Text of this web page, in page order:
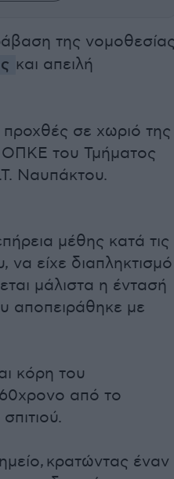
της
και απειλή
σε χωριό της
ΟΠΚΕ του Τμήματος
Ναυπάκτου.
μέθης κατά τις
είχε διαπληκτισμό
μάλιστα η έντασή
αποπειράθηκε με
κόρη του
από το
κρατώντας έναν